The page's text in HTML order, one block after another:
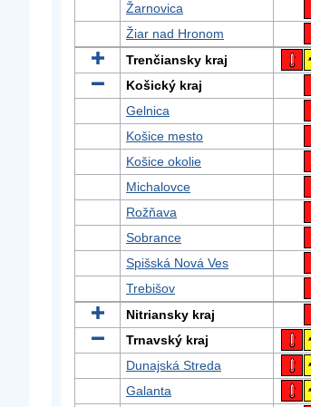
Žarnovica
Žiar nad Hronom
Trenčiansky kraj
Košický kraj
Gelnica
Košice mesto
Košice okolie
Michalovce
Rožňava
Sobrance
Spišská Nová Ves
Trebišov
Nitriansky kraj
Trnavský kraj
Dunajská Streda
Galanta